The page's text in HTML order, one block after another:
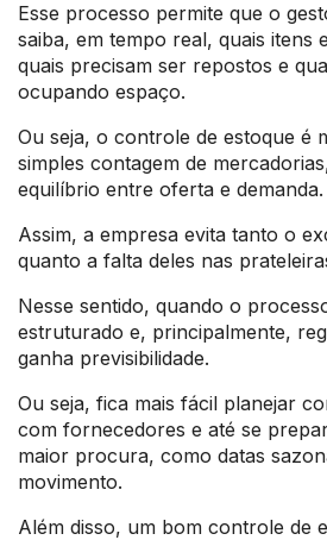
Esse processo permite que o
saiba, em tempo real, quais itens
quais precisam ser repostos e
ocupando espaço.
Ou seja, o controle de estoque é
simples contagem de
equilíbrio entre oferta e demanda.
Assim, a empresa evita tanto o
quanto a falta deles nas
Nesse sentido, quando o
estruturado e, principalmente,
ganha previsibilidade.
Ou seja, fica mais fácil planejar
com fornecedores e até se
maior procura, como datas
movimento.
Além disso, um bom controle de